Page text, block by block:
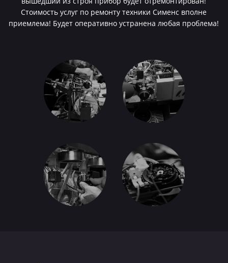
Стоимость услуг по ремонту техники Сименс вполне
приемлема! Будет оперативно устранена любая проблема!